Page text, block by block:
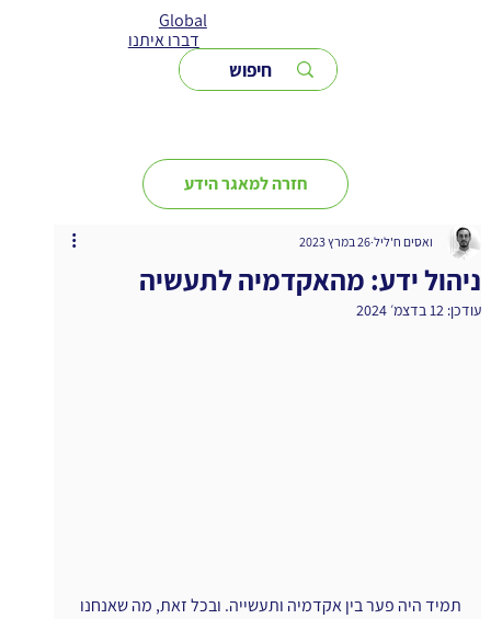
Global
דברו איתנו
חזרה למאגר הידע
ניהול ידע: מהאקדמיה לתעשיה
ואסים ח'ליל 26 במרץ 2023
עודכן: 12 בדצמ׳ 2024
תמיד היה פער בין אקדמיה ותעשייה. ובכל זאת, מה שאנחנו